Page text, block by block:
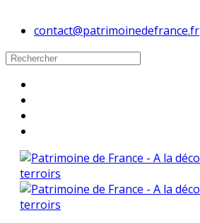
contact@patrimoinedefrance.fr